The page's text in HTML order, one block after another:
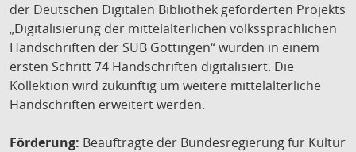
der Deutschen Digitalen Bibliothek geförderten Projekts
„Digitalisierung der mittelalterlichen volkssprachlichen
Handschriften der SUB Göttingen“ wurden in einem
ersten Schritt 74 Handschriften digitalisiert. Die
Kollektion wird zukünftig um weitere mittelalterliche
Handschriften erweitert werden.
Förderung: Beauftragte der Bundesregierung für Kultur